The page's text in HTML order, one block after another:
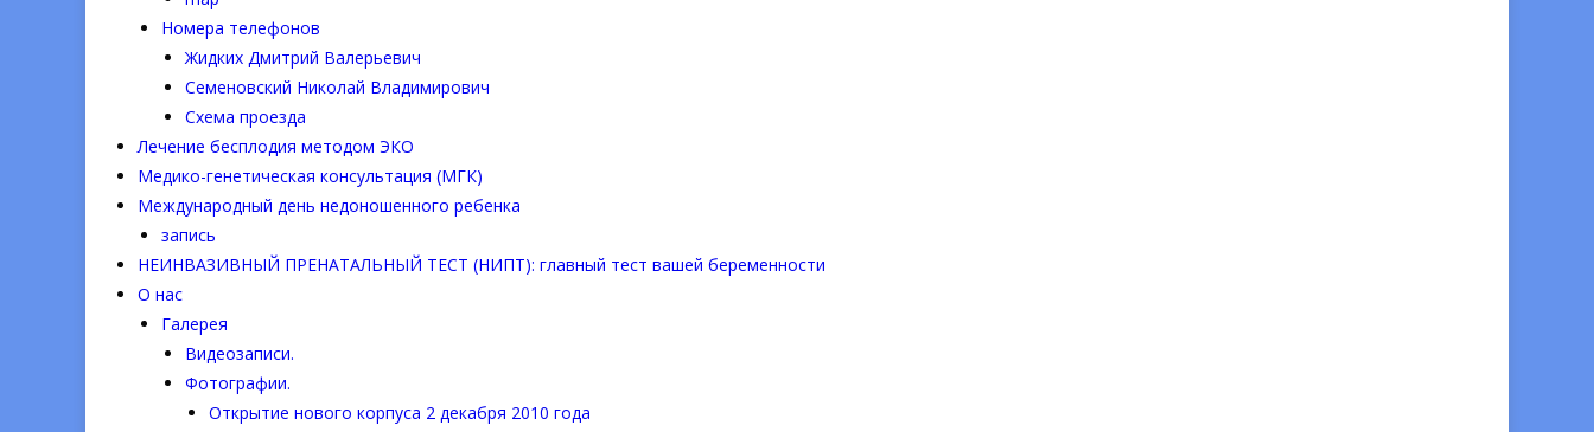
Номера телефонов
Жидких Дмитрий Валерьевич
Семеновский Николай Владимирович
Схема проезда
Лечение бесплодия методом ЭКО
Медико-генетическая консультация (МГК)
Международный день недоношенного ребенка
запись
НЕИНВАЗИВНЫЙ ПРЕНАТАЛЬНЫЙ ТЕСТ (НИПТ): главный тест вашей беременности
О нас
Галерея
Видеозаписи.
Фотографии.
Открытие нового корпуса 2 декабря 2010 года